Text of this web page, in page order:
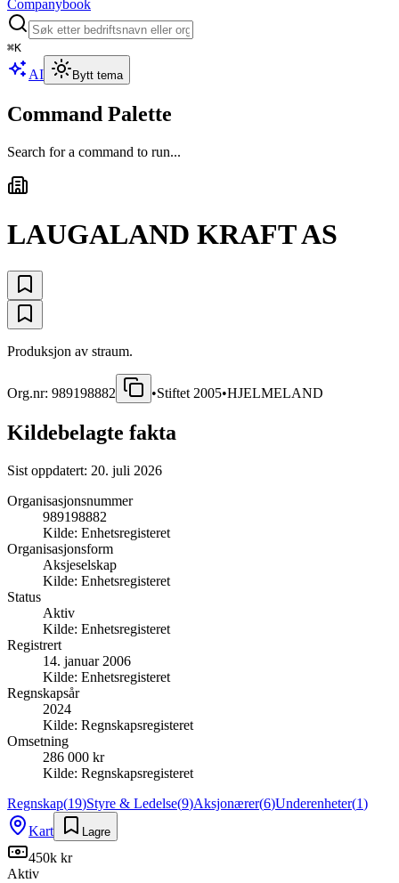
Companybook
⌘K
AI Bytt tema
Command Palette
Search for a command to run...
LAUGALAND KRAFT AS
Produksjon av straum.
Org.nr: 989198882 •Stiftet 2005•HJELMELAND
Kildebelagte fakta
Sist oppdatert: 20. juli 2026
Organisasjonsnummer
989198882
Kilde: Enhetsregisteret
Organisasjonsform
Aksjeselskap
Kilde: Enhetsregisteret
Status
Aktiv
Kilde: Enhetsregisteret
Registrert
14. januar 2006
Kilde: Enhetsregisteret
Regnskapsår
2024
Kilde: Regnskapsregisteret
Omsetning
286 000 kr
Kilde: Regnskapsregisteret
Regnskap(19)Styre & Ledelse(9)Aksjonærer(6)Underenheter(1)
Kart
Lagre
450k kr
Aktiv